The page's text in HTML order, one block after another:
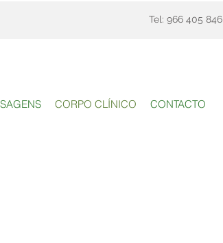
Tel: 966 405 846
CORPO CLÍNICO CONTACTO